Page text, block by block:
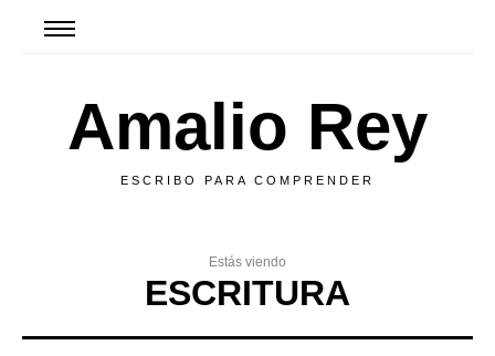
Amalio Rey
ESCRIBO PARA COMPRENDER
Estás viendo
ESCRITURA